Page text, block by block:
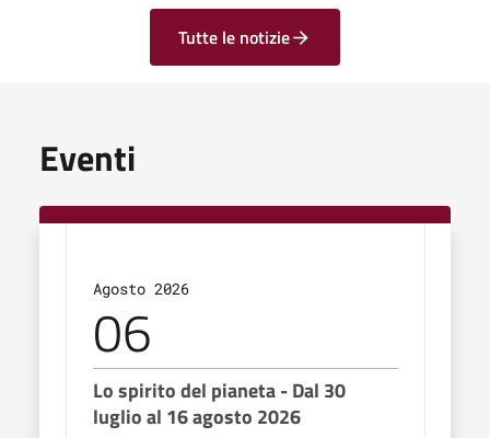
Tutte le notizie
Eventi
Agosto 2026
06
Lo spirito del pianeta - Dal 30
luglio al 16 agosto 2026